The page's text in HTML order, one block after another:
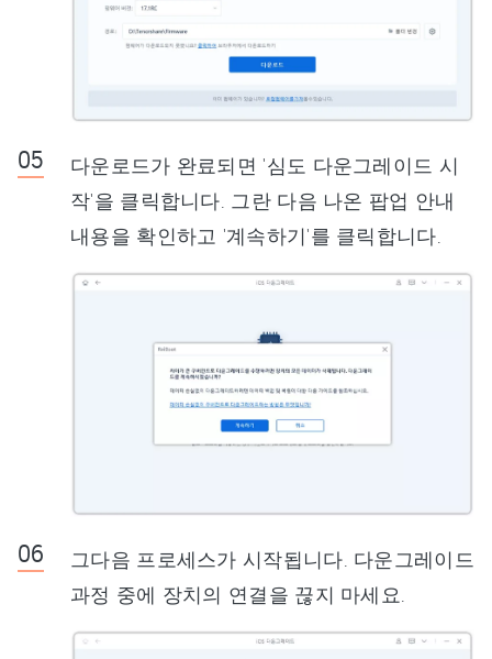
다운로드가 완료되면 '심도 다운그레이드 시
작'을 클릭합니다. 그란 다음 나온 팝업 안내
내용을 확인하고 '계속하기'를 클릭합니다.
그다음 프로세스가 시작됩니다. 다운그레이드
과정 중에 장치의 연결을 끊지 마세요.